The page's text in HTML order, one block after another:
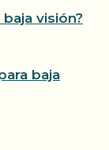
visión?
baja